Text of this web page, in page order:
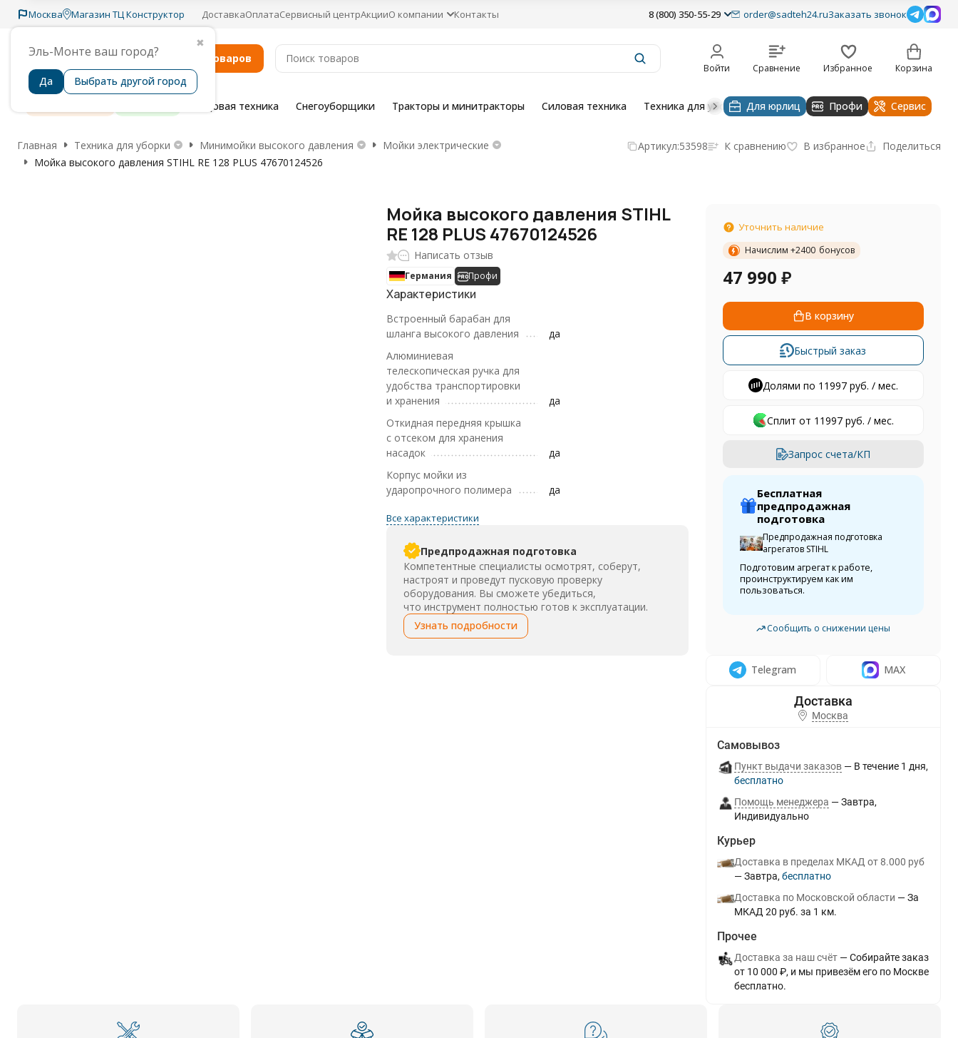
Москва
✖
Эль-Монте ваш город?
Да Выбрать другой город
Магазин ТЦ Конструктор ДоставкаОплатаСервисный центрАкцииО компании Контакты 8 (800) 350-55-29 order@sadteh24.ruЗаказать звонок
Каталог товаров
Войти Сравнение Избранное Корзина
Садовая техника Снегоуборщики Тракторы и минитракторы Силовая техника Техника для уборки Строительная техника
Для юрлиц Профи Сервис
Главная Техника для уборки Минимойки высокого давления
Мойки электрические
Мойка высокого давления STIHL RE 128 PLUS 47670124526
Артикул:53598 К сравнению В избранное Поделиться
Мойка высокого давления STIHL
RE 128 PLUS 47670124526
Написать отзыв
Германия Профи
Характеристики
Встроенный барабан для
шланга высокого давления
да
Алюминиевая
телескопическая ручка для
удобства транспортировки
и хранения
да
Откидная передняя крышка
с отсеком для хранения
насадок
да
Корпус мойки из
ударопрочного полимера
да
Все характеристики
Предпродажная подготовка
Компетентные специалисты осмотрят, соберут,
настроят и проведут пусковую проверку
оборудования. Вы сможете убедиться,
что инструмент полностью готов к эксплуатации.
Узнать подробности
Уточнить наличие
Начислим +2400 бонусов
47 990 ₽
В корзину
Быстрый заказ
Долями по 11997 руб. / мес.
Сплит от 11997 руб. / мес.
Запрос счета/КП
Бесплатная
предпродажная
подготовка
Предпродажная подготовка
агрегатов STIHL
Подготовим агрегат к работе,
проинструктируем как им
пользоваться.
Сообщить о снижении цены
Telegram MAX
Москва
Самовывоз
Пункт выдачи заказов В течение 1 дня
Бесплатно
Помощь менеджера
Завтра
Индивидуально
Курьер
Доставка в пределах МКАД от 8.000 руб
Завтра
Бесплатно
Доставка по Московской области
За
МКАД 20 руб. за 1 км.
Прочее
Доставка за наш счёт
Собирайте заказ
от 10 000 ₽, и мы привезём его по Москве
бесплатно.